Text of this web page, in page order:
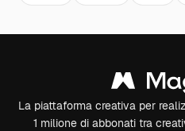
La piattaforma creativa per
1 milione di abbonati tra